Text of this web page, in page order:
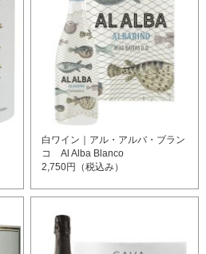
白ワイン｜アル・アルバ・ブラン
コ Al Alba Blanco
2,750円（税込み）